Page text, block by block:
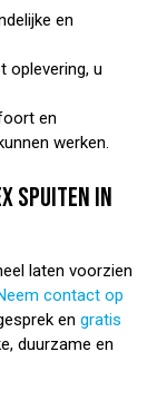
en
oplevering, u
en
werken.
SPUITEN IN
laten voorzien
contact op
en gratis
duurzame en